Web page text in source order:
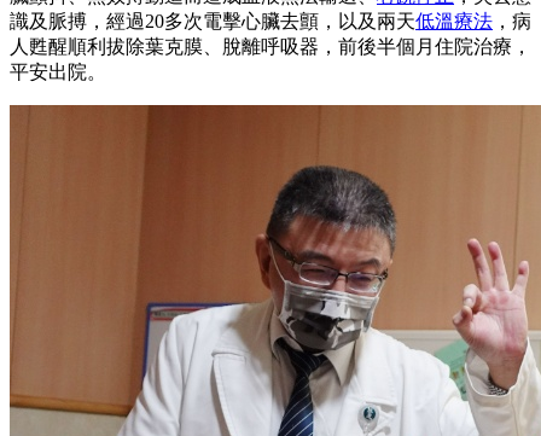
識及脈搏，經過20多次電擊心臟去顫，以及兩天低溫療法 ，病
人甦醒順利拔除葉克膜、脫離呼吸器，前後半個月住院治療，
平安出院。